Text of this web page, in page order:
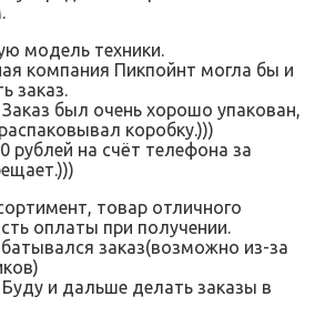
модель техники.
компания Пикпойнт могла бы и
заказ.
был очень хорошо упакован,
коробку.)))
рублей на счёт телефона за
товар отличного
оплаты при получении.
заказ(возможно из-за
и дальше делать заказы в